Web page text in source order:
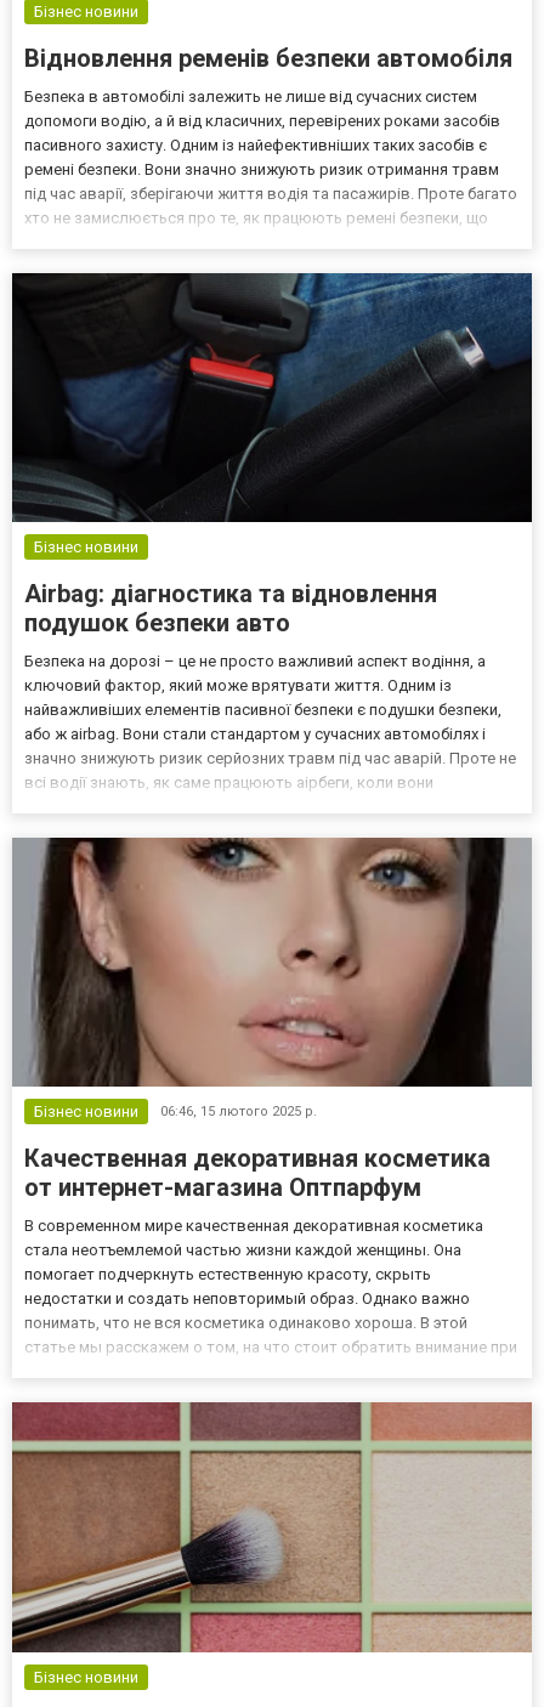
Бізнес новини
Відновлення ременів безпеки автомобіля
Безпека в автомобілі залежить не лише від сучасних систем
допомоги водію, а й від класичних, перевірених роками засобів
пасивного захисту. Одним із найефективніших таких засобів є
ремені безпеки. Вони значно знижують ризик отримання травм
під час аварії, зберігаючи життя водія та пасажирів. Проте багато
хто не замислюється про те, як працюють ремені безпеки, що
Бізнес новини
Airbag: діагностика та відновлення
подушок безпеки авто
Безпека на дорозі – це не просто важливий аспект водіння, а
ключовий фактор, який може врятувати життя. Одним із
найважливіших елементів пасивної безпеки є подушки безпеки,
або ж airbag. Вони стали стандартом у сучасних автомобілях і
значно знижують ризик серйозних травм під час аварій. Проте не
всі водії знають, як саме працюють аірбеги, коли вони
Бізнес новини 06:46, 15 лютого 2025 р.
Качественная декоративная косметика
от интернет-магазина Оптпарфум
В современном мире качественная декоративная косметика
стала неотъемлемой частью жизни каждой женщины. Она
помогает подчеркнуть естественную красоту, скрыть
недостатки и создать неповторимый образ. Однако важно
понимать, что не вся косметика одинаково хороша. В этой
статье мы расскажем о том, на что стоит обратить внимание при
Бізнес новини